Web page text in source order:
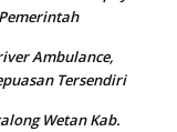
Ambulance,
Tersendiri
Wetan Kab.